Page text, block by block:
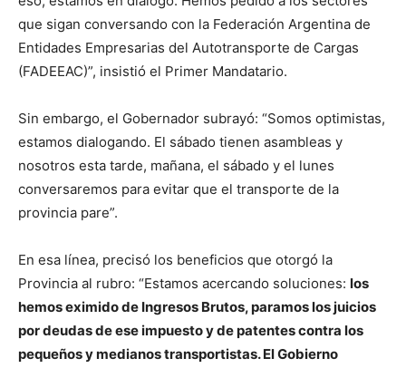
que sigan conversando con la Federación Argentina de
Entidades Empresarias del Autotransporte de Cargas
(FADEEAC)”, insistió el Primer Mandatario.
Sin embargo, el Gobernador subrayó: “Somos optimistas,
estamos dialogando. El sábado tienen asambleas y
nosotros esta tarde, mañana, el sábado y el lunes
conversaremos para evitar que el transporte de la
provincia pare”.
En esa línea, precisó los beneficios que otorgó la
Provincia al rubro: “Estamos acercando soluciones: los
hemos eximido de Ingresos Brutos, paramos los juicios
por deudas de ese impuesto y de patentes contra los
pequeños y medianos transportistas. El Gobierno